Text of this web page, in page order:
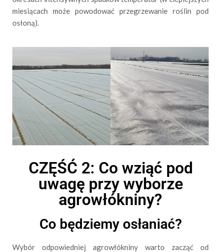
miesiącach może powodować przegrzewanie roślin pod
osłoną).
CZĘŚĆ 2: Co wziąć pod
uwagę przy wyborze
agrowłókniny?
Co będziemy osłaniać?
Wybór odpowiedniej agrowłókniny warto zacząć od